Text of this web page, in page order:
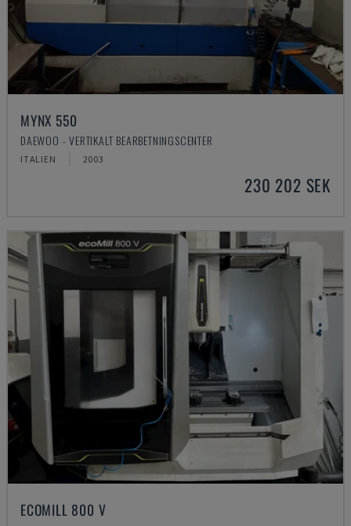
MYNX 550
DAEWOO - VERTIKALT BEARBETNINGSCENTER
ITALIEN 2003
230 202 SEK
ECOMILL 800 V